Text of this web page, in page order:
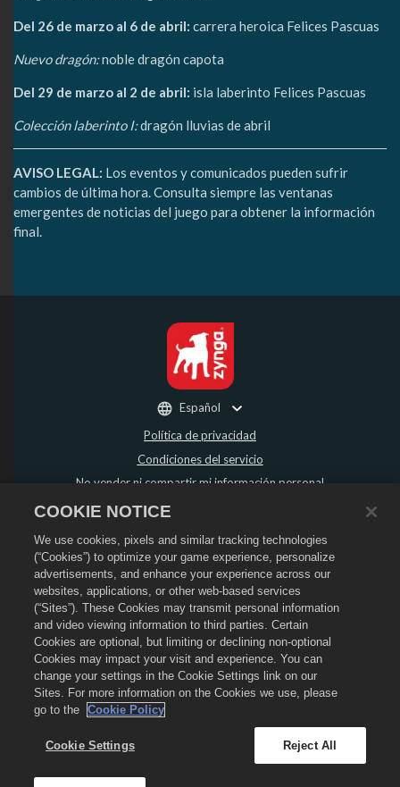
Del 26 de marzo al 6 de abril: carrera heroica Felices Pascuas
Nuevo dragón:noble dragón capota
Del 29 de marzo al 2 de abril: isla laberinto Felices Pascuas
Colección laberinto I:dragón lluvias de abril
AVISO LEGAL: Los eventos y comunicados pueden sufrir
cambios de última hora. Consulta siempre las ventanas
emergentes de noticias del juego para obtener la información
final.
Política de privacidad
Condiciones del servicio
No vender ni compartir mi información personal
Política de reembolso
Asistencia de la tienda
Asistencia del juego
Configuración de cookies
© 2026Social Point S.L. Dragon City y el logo de Dragon City son marcas
registradas de Social Point S.L. Reservados todos los derechos. La tienda de
Dragon City está gestionada por Zynga, Inc. Ofertas válidas solo dentro del
juego de Dragon City. La disponibilidad y el precio de las ofertas varían según
la región.
Español
COOKIE NOTICE
We use cookies, pixels and similar tracking technologies
(“Cookies”) to optimize your game experience, personalize
advertisements, and enhance your experience across our
websites, applications, or other web-based services
(“Sites”). These Cookies may transmit personal information
and video viewing information to third parties. Certain
Cookies are optional, but limiting or declining non-optional
Cookies may impact your visit and experience. You can
change your settings in the Cookie Settings link on our
Sites. For more information on the Cookies we use, please
go to the
Cookie Policy
Cookie Settings Reject All